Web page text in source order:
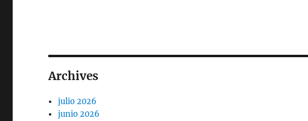
Archives
julio 2026
junio 2026